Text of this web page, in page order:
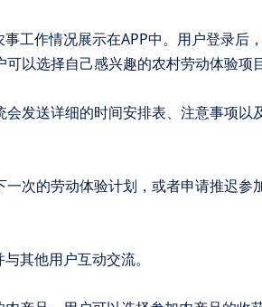
以选择自己感兴趣的农村劳动体验项目
其他用户互动交流。